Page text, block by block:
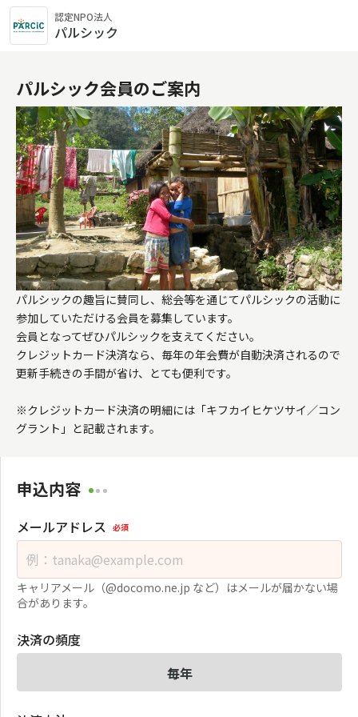
認定NPO法人
パルシック
パルシック会員のご案内
パルシックの趣旨に賛同し、総会等を通じてパルシックの活動に
参加していただける会員を募集しています。
会員となってぜひパルシックを支えてください。
クレジットカード決済なら、毎年の年会費が自動決済されるので
更新手続きの手間が省け、とても便利です。
※クレジットカード決済の明細には「キフカイヒケツサイ／コン
グラント」と記載されます。
申込内容
メールアドレス 必須
キャリアメール（@docomo.ne.jp など）はメールが届かない場
合があります。
決済の頻度
毎年